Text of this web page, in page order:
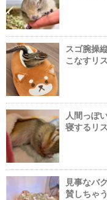
スゴ腕操
こなすリ
人間っぽ
寝するリ
見事なバ
賛しちゃ